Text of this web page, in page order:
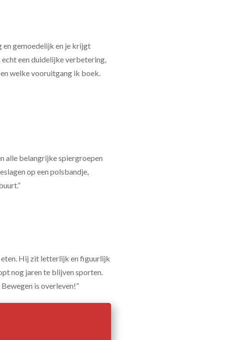
en gemoedelijk en je krijgt
een duidelijke verbetering,
welke vooruitgang ik boek.
alle belangrijke spiergroepen
op een polsbandje,
eten. Hij zit letterlijk en figuurlijk
nog jaren te blijven sporten.
is overleven!”